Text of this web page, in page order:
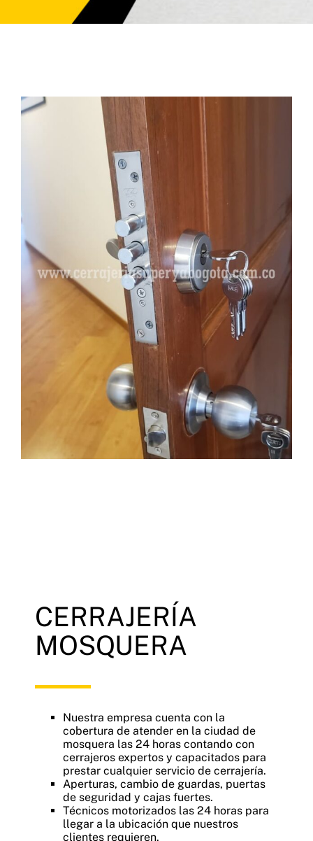
CERRAJERÍA
MOSQUERA
Nuestra empresa cuenta con la
cobertura de atender en la ciudad de
mosquera las 24 horas contando con
cerrajeros expertos y capacitados para
prestar cualquier servicio de cerrajería.
Aperturas, cambio de guardas, puertas
de seguridad y cajas fuertes.
Técnicos motorizados las 24 horas para
llegar a la ubicación que nuestros
clientes requieren.